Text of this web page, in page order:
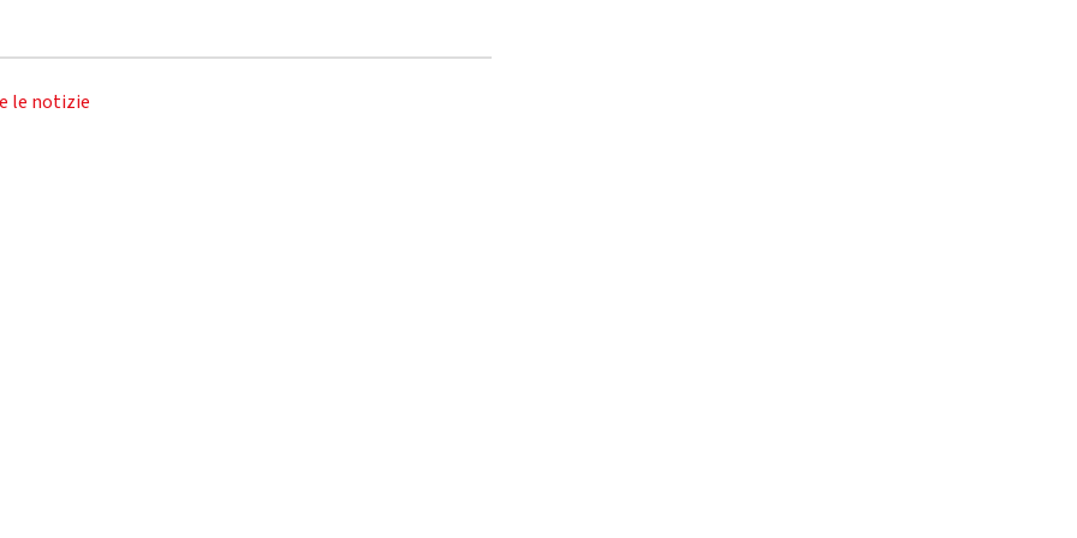
le notizie